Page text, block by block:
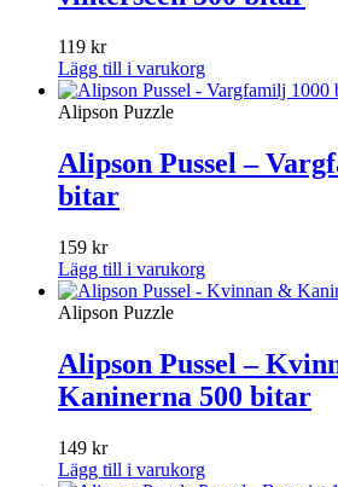
119 kr
Lägg till i varukorg
Alipson Puzzle
Alipson Pussel –
bitar
159 kr
Lägg till i varukorg
Alipson Puzzle
Alipson Pussel –
Kaninerna 500 bitar
149 kr
Lägg till i varukorg